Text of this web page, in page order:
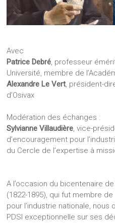
Avec
Patrice Debré, professeur
Université, membre de
Alexandre Le Vert, président-
d’Osivax
Modération des échanges :
Sylvianne Villaudière, vice-
d’encouragement pour
du Cercle de l’expertise à
A l’occasion du bicentenaire
(1822-1895), qui fut membre
pour l’industrie nationale,
PDSI exceptionnelle sur ses